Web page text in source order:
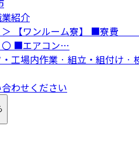
紹介
！＞ 【ワンルーム
■エアコン…
工場内作業 · 組立・組付け ·
わせください